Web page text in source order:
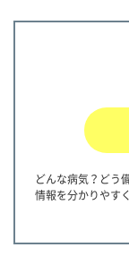
どんな病気？どう
情報を分かりやす